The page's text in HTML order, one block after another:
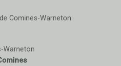
Comines-Warneton
Warneton